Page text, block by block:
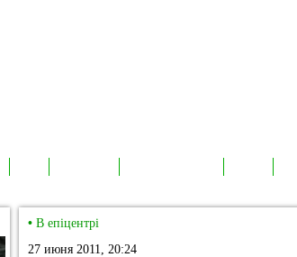
• В епіцентрі
27 июня 2011, 20:24